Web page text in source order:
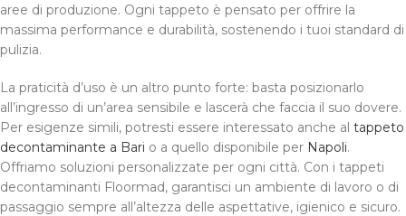
aree di produzione. Ogni tappeto è pensato per offrire la
massima performance e durabilità, sostenendo i tuoi standard di
pulizia.
La praticità d’uso è un altro punto forte: basta posizionarlo
all’ingresso di un’area sensibile e lascerà che faccia il suo dovere.
Per esigenze simili, potresti essere interessato anche al tappeto
decontaminante a Bari o a quello disponibile per Napoli.
Offriamo soluzioni personalizzate per ogni città. Con i tappeti
decontaminanti Floormad, garantisci un ambiente di lavoro o di
passaggio sempre all’altezza delle aspettative, igienico e sicuro.